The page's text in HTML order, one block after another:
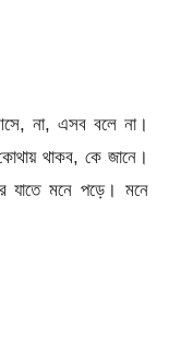
না, এসব বলে না।
থাকব, কে জানে।
যাতে মনে পড়ে। মনে